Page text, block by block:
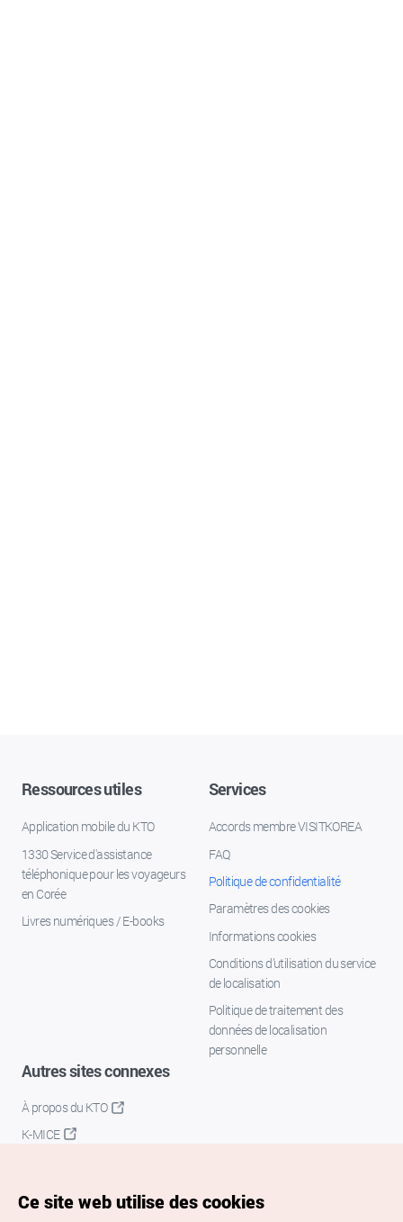
Ressources utiles
Application mobile du KTO
1330 Service d'assistance
téléphonique pour les voyageurs
en Corée
Livres numériques / E-books
Services
Accords membre VISITKOREA
FAQ
Politique de confidentialité
Paramètres des cookies
Informations cookies
Conditions d’utilisation du service
de localisation
Politique de traitement des
données de localisation
personnelle
Autres sites connexes
À propos du KTO
K-MICE
Ce site web utilise des cookies